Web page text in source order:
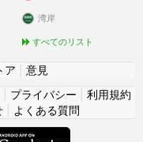
湾岸
すべてのリスト
ア
意見
プライバシー
利用規約
| よくある質問